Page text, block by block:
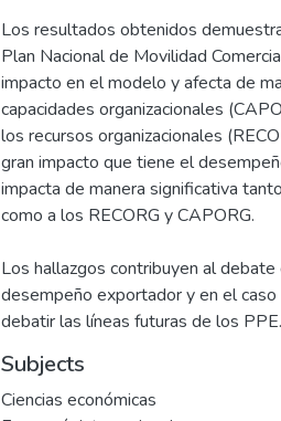
Los resultados obtenidos
Plan Nacional de Movilidad
impacto en el modelo y afecta de
capacidades organizacionales
los recursos organizacionales
gran impacto que tiene el
impacta de manera significativa
como a los RECORG y CAPORG.
Los hallazgos contribuyen al
desempeño exportador y en el
Subjects
Ciencias económicas